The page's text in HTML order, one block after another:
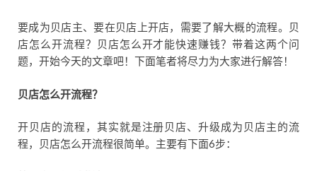
要成为贝店主、要在贝店上开店，需要了解大概的流程。贝
店怎么开流程？贝店怎么开才能快速赚钱？带着这两个问
题，开始今天的文章吧！下面笔者将尽力为大家进行解答！
贝店怎么开流程？
开贝店的流程，其实就是注册贝店、升级成为贝店主的流
程，贝店怎么开流程很简单。主要有下面6步：